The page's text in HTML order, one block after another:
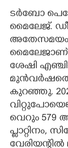
ടർബോ
മൈലേജ്.
അതേസമയം
മൈലേജാണ്
ശേഷി
കുറഞ്ഞു.
വെറും 579
പ്ളാറ്റിനം,